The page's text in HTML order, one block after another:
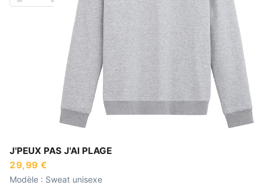
J'PEUX PAS J'AI PLAGE
29,99 €
Modèle : Sweat unisexe